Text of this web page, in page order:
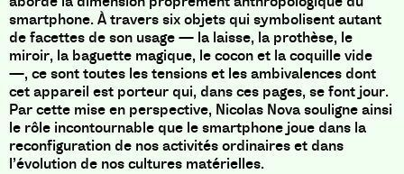
smartphone. À travers six objets qui symbolisent autant
de facettes de son usage — la laisse, la prothèse, le
miroir, la baguette magique, le cocon et la coquille vide
—, ce sont toutes les tensions et les ambivalences dont
cet appareil est porteur qui, dans ces pages, se font jour.
Par cette mise en perspective, Nicolas Nova souligne ainsi
le rôle incontournable que le smartphone joue dans la
reconfiguration de nos activités ordinaires et dans
l’évolution de nos cultures matérielles.